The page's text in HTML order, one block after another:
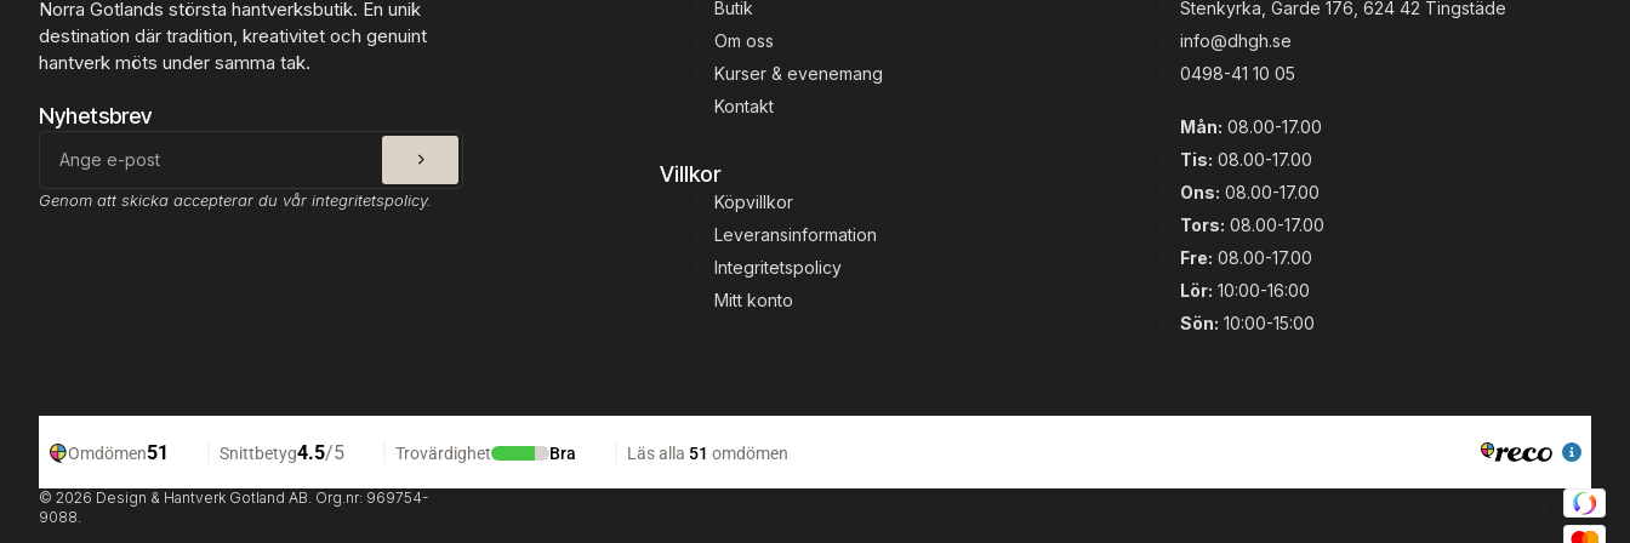
Norra Gotlands största hantverksbutik. En unik
destination där tradition, kreativitet och genuint
hantverk möts under samma tak.
Nyhetsbrev
post
SKICKA
Genom att skicka accepterar du vår integritetspolicy.
Butik
Om oss
Kurser & evenemang
Kontakt
Villkor
Köpvillkor
Leveransinformation
Integritetspolicy
Mitt konto
Stenkyrka, Garde 176, 624 42 Tingstäde
info@dhgh.se
0498-41 10 05
Mån: 08.00-17.00
Tis: 08.00-17.00
Ons: 08.00-17.00
Tors: 08.00-17.00
Fre: 08.00-17.00
Lör: 10:00-16:00
Sön: 10:00-15:00
© 2026 Design & Hantverk Gotland AB. Org.nr: 969754-
9088.